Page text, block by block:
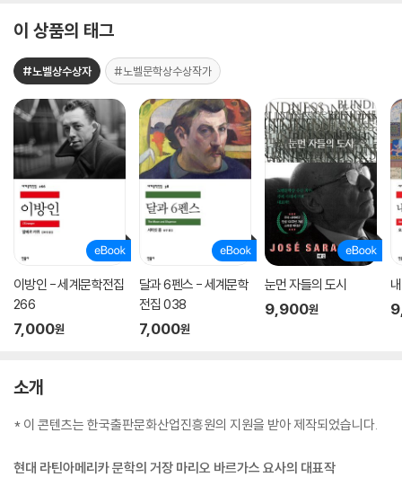
이 상품의 태그
#노벨상수상자 #노벨문학상수상작가
이방인 - 세계문학전집
266
7,000원
달과 6펜스 - 세계문학
전집 038
7,000원
눈먼 자들의 도시
9,900원
소개
* 이 콘텐츠는 한국출판문화산업진흥원의 지원을 받아 제작되었습니다.
현대 라틴아메리카 문학의 거장 마리오 바르가스 요사의 대표작